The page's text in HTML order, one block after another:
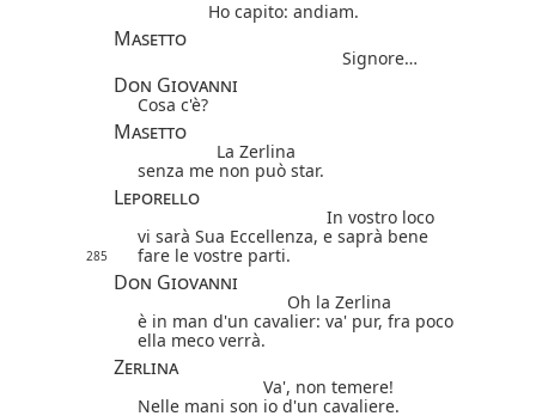
Ho capito: andiam.
Masetto
Signore…
Don Giovanni
Cosa c'è?
Masetto
La Zerlina
senza me non può star.
Leporello
In vostro loco
vi sarà Sua Eccellenza, e saprà bene
285 fare le vostre parti.
Don Giovanni
Oh la Zerlina
è in man d'un cavalier: va' pur, fra poco
ella meco verrà.
Zerlina
Va', non temere!
Nelle mani son io d'un cavaliere.